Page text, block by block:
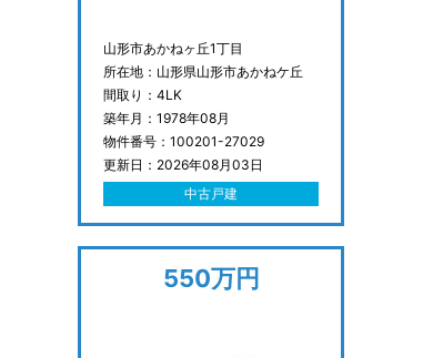
山形市あかねヶ丘1丁目
所在地：山形県山形市あかねケ丘
間取り：4LK
築年月：1978年08月
物件番号：100201-27029
更新日：2026年08月03日
中古戸建
550万円